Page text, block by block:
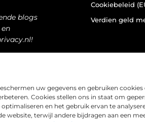
uw gegevens en gebruiken
Cookies stellen ons in staat om
en het gebruik ervan te
website, terwijl andere bijdragen aan een
blogs
Cookiebeleid
Verdien geld